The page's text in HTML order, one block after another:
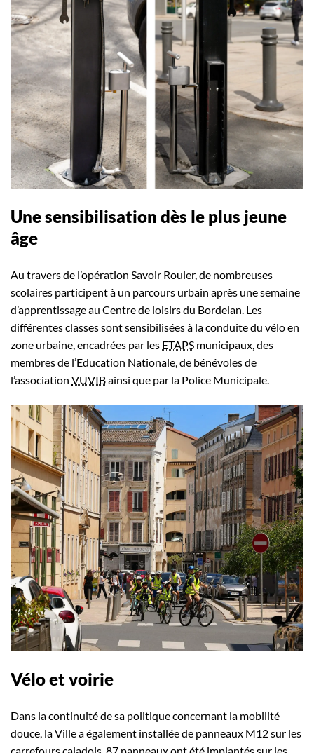
Une sensibilisation dès le plus jeune
âge
Au travers de l’opération Savoir Rouler, de nombreuses
scolaires participent à un parcours urbain après une semaine
d’apprentissage au Centre de loisirs du Bordelan. Les
différentes classes sont sensibilisées à la conduite du vélo en
zone urbaine, encadrées par les ETAPS municipaux, des
membres de l’Education Nationale, de bénévoles de
l’association VUVIBainsi que par la Police Municipale.
Vélo et voirie
Dans la continuité de sa politique concernant la mobilité
douce, la Ville a également installée de panneaux M12 sur les